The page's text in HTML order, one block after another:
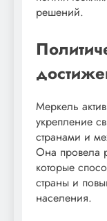
решений.
Меркель
укрепление
странами и
Она провела
которые
страны и
населения.